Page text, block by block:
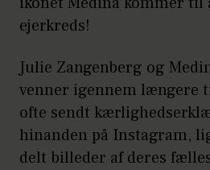
ejerkreds!
Julie Zangenberg og
venner igennem længere
ofte sendt
hinanden på Instagram,
delt billeder af deres